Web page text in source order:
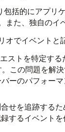
括的にアプリ
また、独自のイ
オでイベントと
ストを特定す
この問題を解
ーのパフォー
せを追跡する
するイベント